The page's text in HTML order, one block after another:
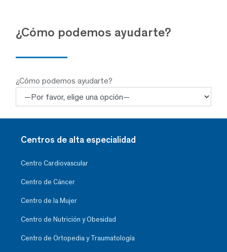
¿Cómo podemos ayudarte?
¿Cómo podemos ayudarte?
Centros de alta especialidad
Centro Cardiovascular
Centro de Cáncer
Centro de la Mujer
Centro de Nutrición y Obesidad
Centro de Ortopedia y Traumatología